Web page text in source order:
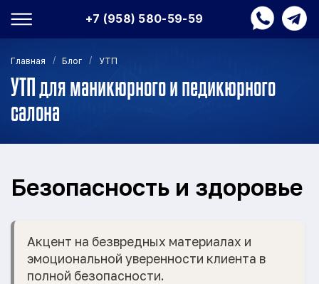
+7 (958) 580-59-59
Главная / Блог / УТП
УТП для маникюрного и педикюрного
салона
Безопасность и здоровье
Акцент на безвредных материалах и
эмоциональной уверенности клиента в
полной безопасности.